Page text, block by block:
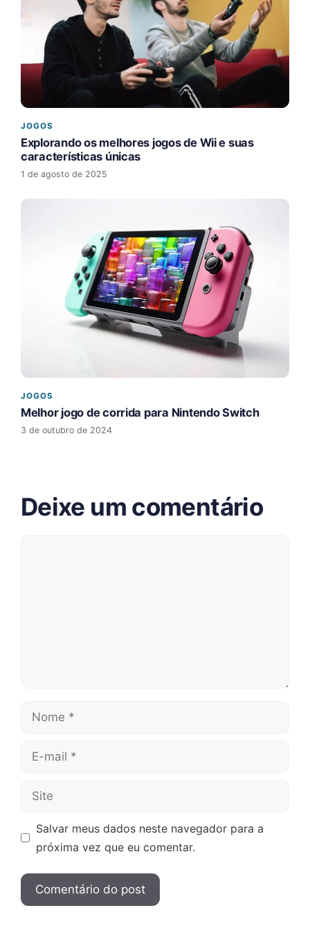
JOGOS
Explorando os melhores jogos de Wii e suas
características únicas
1 de agosto de 2025
JOGOS
Melhor jogo de corrida para Nintendo Switch
3 de outubro de 2024
Deixe um comentário
Nome
Site
Salvar meus dados neste navegador para a
próxima vez que eu comentar.